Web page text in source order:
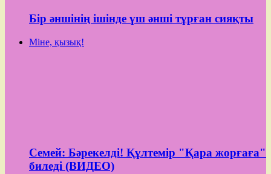
Бір әншінің ішінде үш әнші тұрған сияқты
Міне, қызық!
Семей: Бәрекелді! Құлтемір "Қара жорғаға"
биледі (ВИДЕО)